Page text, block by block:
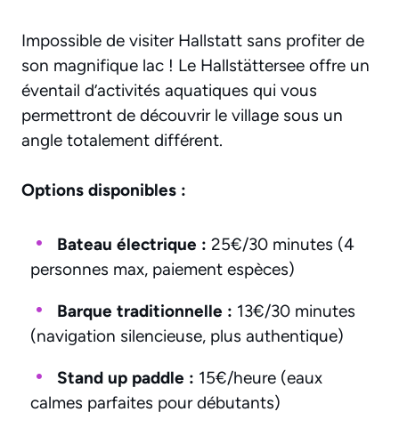
Impossible de visiter Hallstatt sans profiter de
son magnifique lac ! Le Hallstättersee offre un
éventail d’activités aquatiques qui vous
permettront de découvrir le village sous un
angle totalement différent.
Options disponibles :
Bateau électrique : 25€/30 minutes (4
personnes max, paiement espèces)
Barque traditionnelle : 13€/30 minutes
(navigation silencieuse, plus authentique)
Stand up paddle : 15€/heure (eaux
calmes parfaites pour débutants)